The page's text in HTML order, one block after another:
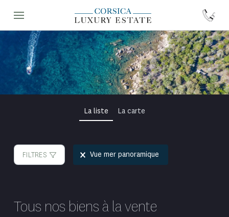
La liste La carte
FILTRES Selection
Vue mer panoramique
Tous nos biens à la vente